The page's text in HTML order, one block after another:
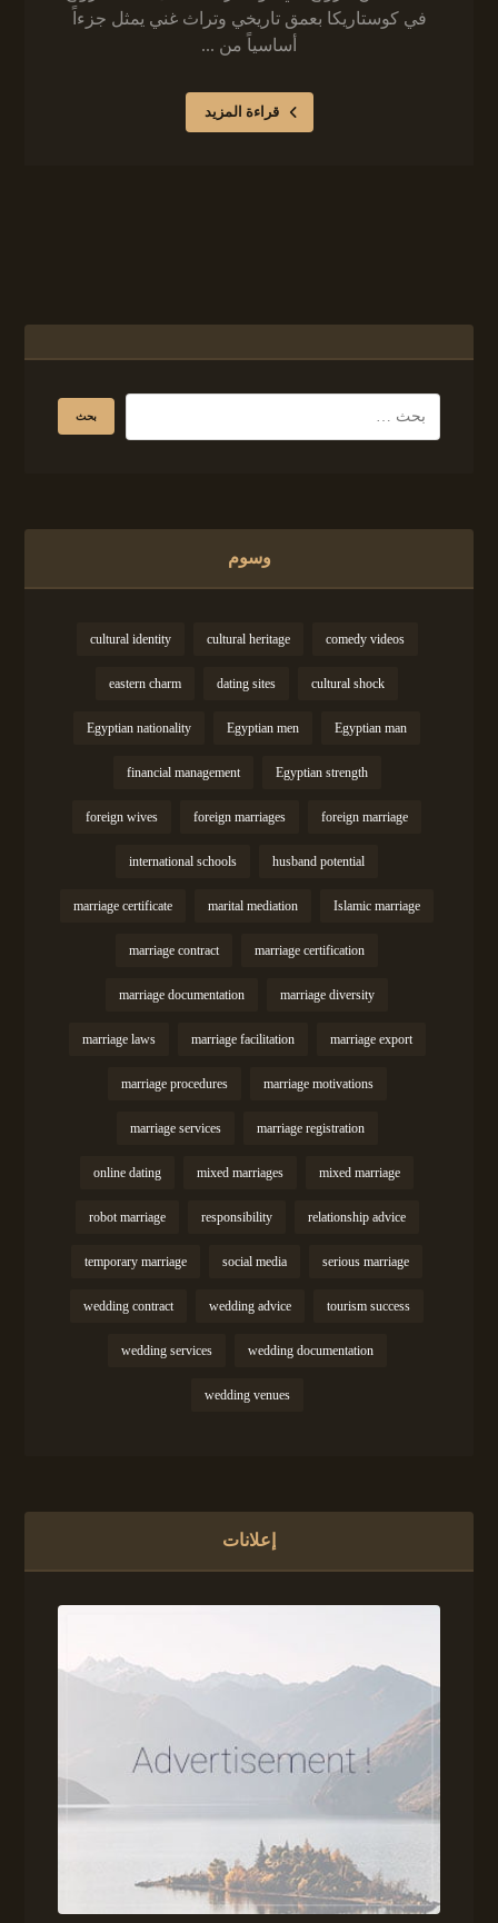
في كوستاريكا بعمق تاريخي وتراث غني يمثل جزءاً
أساسياً من ...
قراءة المزيد
وسوم
comedy videos
cultural heritage
cultural identity
cultural shock
dating sites
eastern charm
Egyptian man
Egyptian men
Egyptian nationality
Egyptian strength
financial management
foreign marriage
foreign marriages
foreign wives
husband potential
international schools
Islamic marriage
marital mediation
marriage certificate
marriage certification
marriage contract
marriage diversity
marriage documentation
marriage export
marriage facilitation
marriage laws
marriage motivations
marriage procedures
marriage registration
marriage services
mixed marriage
mixed marriages
online dating
relationship advice
responsibility
robot marriage
serious marriage
social media
temporary marriage
tourism success
wedding advice
wedding contract
wedding documentation
wedding services
wedding venues
إعلانات